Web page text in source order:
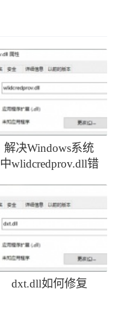
解决Windows系统
中wlidcredprov.dll错
dxt.dll如何修复